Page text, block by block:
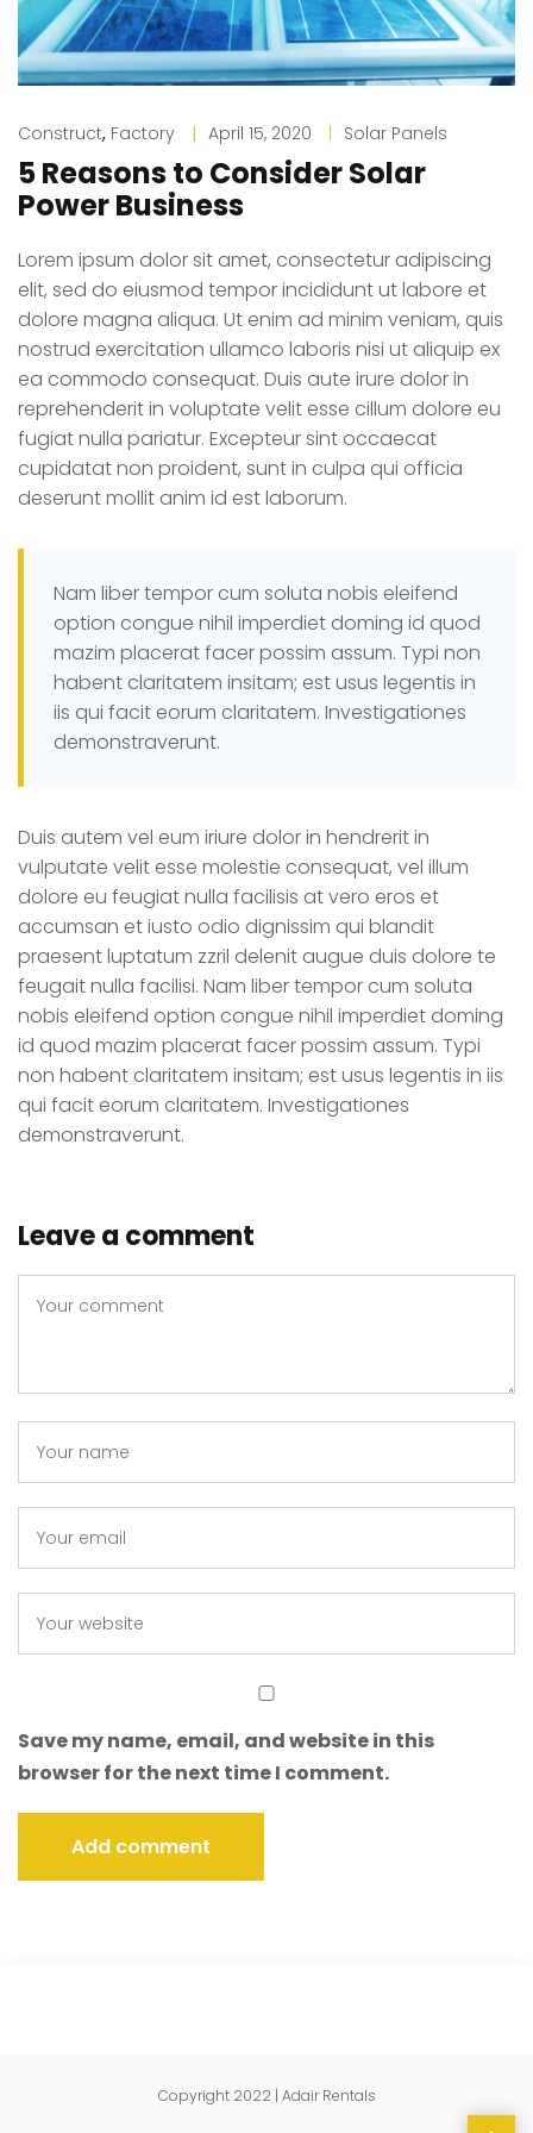
Construct, Factory | April 15, 2020 | Solar Panels
5 Reasons to Consider Solar
Power Business
Lorem ipsum dolor sit amet, consectetur adipiscing
elit, sed do eiusmod tempor incididunt ut labore et
dolore magna aliqua. Ut enim ad minim veniam, quis
nostrud exercitation ullamco laboris nisi ut aliquip ex
ea commodo consequat. Duis aute irure dolor in
reprehenderit in voluptate velit esse cillum dolore eu
fugiat nulla pariatur. Excepteur sint occaecat
cupidatat non proident, sunt in culpa qui officia
deserunt mollit anim id est laborum.
Nam liber tempor cum soluta nobis eleifend
option congue nihil imperdiet doming id quod
mazim placerat facer possim assum. Typi non
habent claritatem insitam; est usus legentis in
iis qui facit eorum claritatem. Investigationes
demonstraverunt.
Duis autem vel eum iriure dolor in hendrerit in
vulputate velit esse molestie consequat, vel illum
dolore eu feugiat nulla facilisis at vero eros et
accumsan et iusto odio dignissim qui blandit
praesent luptatum zzril delenit augue duis dolore te
feugait nulla facilisi. Nam liber tempor cum soluta
nobis eleifend option congue nihil imperdiet doming
id quod mazim placerat facer possim assum. Typi
non habent claritatem insitam; est usus legentis in iis
qui facit eorum claritatem. Investigationes
demonstraverunt.
Leave a comment
Save my name, email, and website in this
browser for the next time I comment.
Add comment
Copyright 2022 | Adair Rentals